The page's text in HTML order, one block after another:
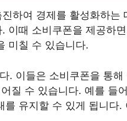
하여 경제를 활성화하는
이때 소비쿠폰을 제공하
미칠 수 있습니다.
. 이들은 소비쿠폰을 통해
질 수 있습니다. 예를 들
유지할 수 있게 됩니다.